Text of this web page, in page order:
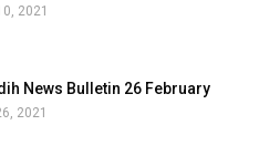
2021
News Bulletin 26 February
2021